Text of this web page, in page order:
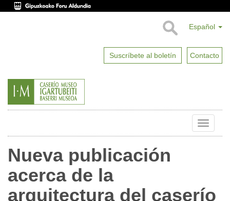
Español
Suscríbete al boletín Contacto
Toggle
Nueva publicación
acerca de la
arquitectura del caserío